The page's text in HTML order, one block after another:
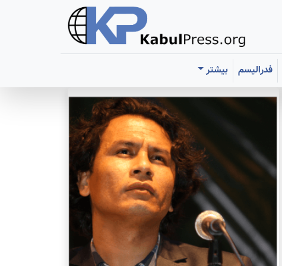
فدرالیسم
بیشتر